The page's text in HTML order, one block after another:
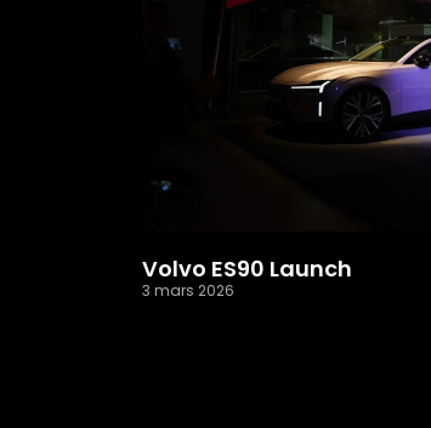
Volvo ES90 Launch
3 mars 2026